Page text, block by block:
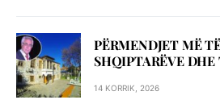
PËRMENDJET MË
SHQIPTARËVE DHE
14 KORRIK, 2026